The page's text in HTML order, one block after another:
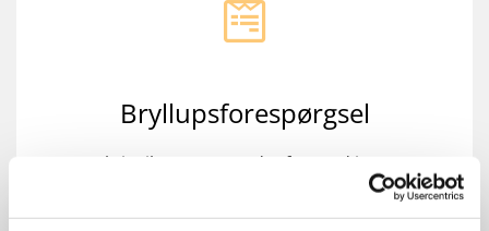
Bryllupsforespørgsel
Skriv til præsten nedenfor med jeres
bryllupsforespørgsel eller ring direkte til
præst Bitten Weile på30569022